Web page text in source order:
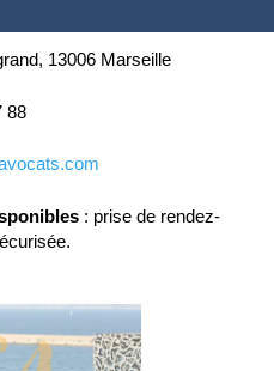
13006 Marseille
88
: prise de rendez-